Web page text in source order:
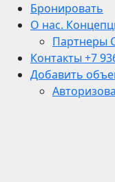
Бронировать
О нас.
Партнеры
Контакты +7
Добавить